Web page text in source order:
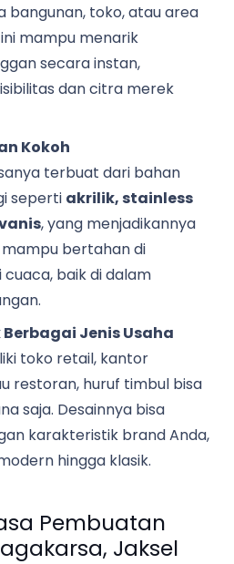
bangunan, toko, atau area
mampu menarik
secara instan,
dan citra merek
Kokoh
terbuat dari bahan
seperti akrilik, stainless
, yang menjadikannya
bertahan di
baik di dalam
Jenis Usaha
toko retail, kantor
restoran, huruf timbul bisa
saja. Desainnya bisa
karakteristik brand Anda,
hingga klasik.
Pembuatan
Jaksel